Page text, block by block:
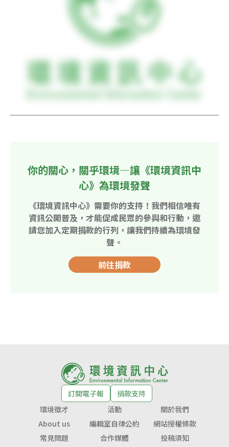
你的關心，關乎環境—讓《環境資訊中
心》為環境發聲
《環境資訊中心》需要你的支持！我們相信唯有
資訊公開普及，才能促成民眾的參與和行動，邀
請您加入定期捐款的行列，讓我們持續為環境發
聲。
前往捐款
訂閱電子報
捐款支持
環境徵才
活動
關於我們
About us
編輯室自律公約
網站授權條款
常見問題
合作媒體 投稿須知